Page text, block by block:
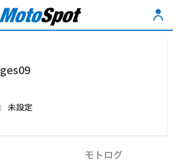
未設定
モトログ